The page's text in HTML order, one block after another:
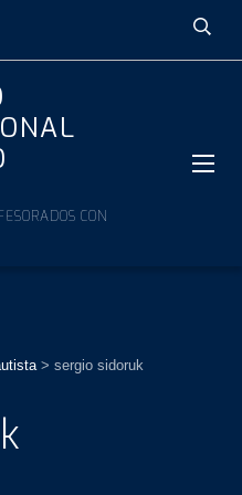
CON
> sergio sidoruk